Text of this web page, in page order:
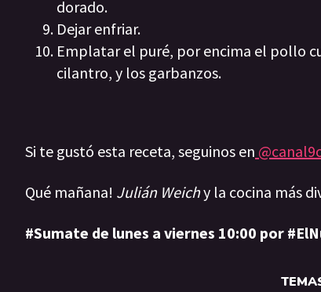
dorado.
Dejar enfriar.
Emplatar el puré, por encima el pollo
cilantro, y los garbanzos.
Si te gustó esta receta, seguinos en
Qué mañana! Julián Weichy la cocina más
#Sumate de lunes a viernes 10:00 por